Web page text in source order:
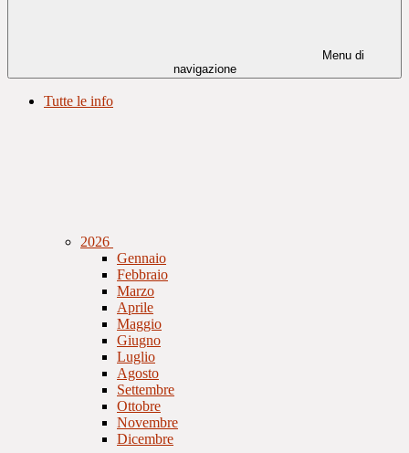
Menu di
navigazione
Tutte le info
2026
Gennaio
Febbraio
Marzo
Aprile
Maggio
Giugno
Luglio
Agosto
Settembre
Ottobre
Novembre
Dicembre